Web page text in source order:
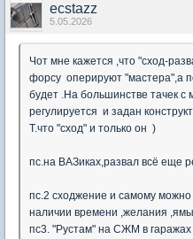
ecstazz
5.05.2026
Чот мне кажется ,что "сход-
форсу оперируют "мастера",а
будет .На большинстве тачек
регулируется и задан
Т.что "сход" и только он )
пс.на ВАЗиках,развал всё еще
пс.2 сходжение и самому
наличии времени ,желания
пс3. "Рустам" на СЖМ в